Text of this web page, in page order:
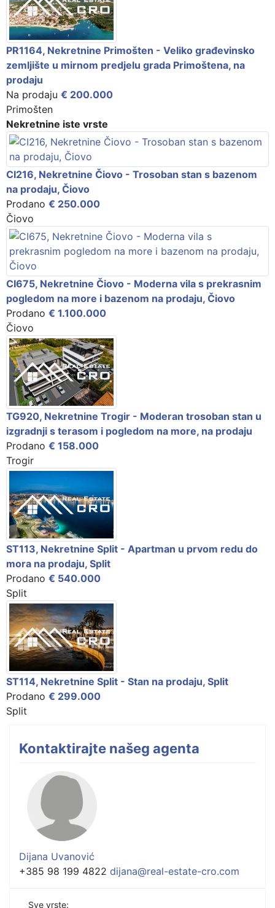
PR1164, Nekretnine Primošten - Veliko građevinsko
zemljište u mirnom predjelu grada Primoštena, na
prodaju
Na prodaju € 200.000
Primošten
Nekretnine iste vrste
CI216, Nekretnine Čiovo - Trosoban stan s bazenom
na prodaju, Čiovo
Prodano € 250.000
Čiovo
CI675, Nekretnine Čiovo - Moderna vila s prekrasnim
pogledom na more i bazenom na prodaju, Čiovo
Prodano € 1.100.000
Čiovo
TG920, Nekretnine Trogir - Moderan trosoban stan u
izgradnji s terasom i pogledom na more, na prodaju
Prodano € 158.000
Trogir
ST113, Nekretnine Split - Apartman u prvom redu do
mora na prodaju, Split
Prodano € 540.000
Split
ST114, Nekretnine Split - Stan na prodaju, Split
Prodano € 299.000
Split
Kontaktirajte našeg agenta
Dijana Uvanović
+385 98 199 4822 dijana@real-estate-cro.com
Sve vrste: